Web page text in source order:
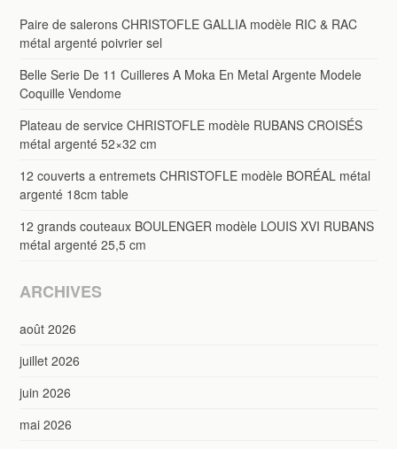
Paire de salerons CHRISTOFLE GALLIA modèle RIC & RAC
métal argenté poivrier sel
Belle Serie De 11 Cuilleres A Moka En Metal Argente Modele
Coquille Vendome
Plateau de service CHRISTOFLE modèle RUBANS CROISÉS
métal argenté 52×32 cm
12 couverts a entremets CHRISTOFLE modèle BORÉAL métal
argenté 18cm table
12 grands couteaux BOULENGER modèle LOUIS XVI RUBANS
métal argenté 25,5 cm
ARCHIVES
août 2026
juillet 2026
juin 2026
mai 2026